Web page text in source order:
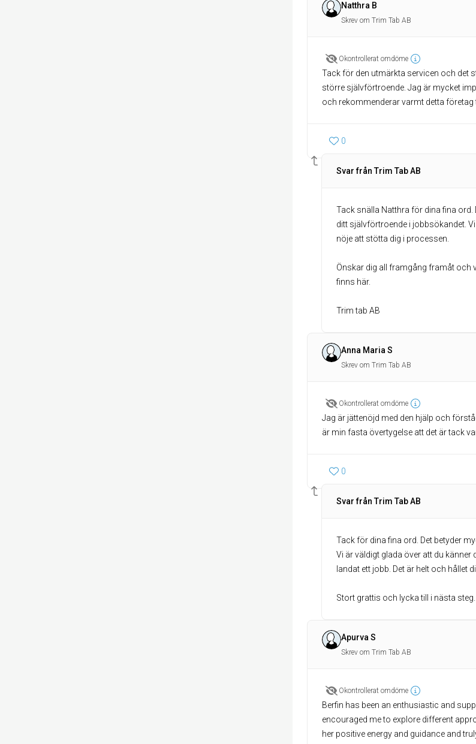
Natthra B
Skrev om Trim Tab AB
Okontrollerat omdöme
Tack för den utmärkta servicen och det
större självförtroende. Jag är mycket
och rekommenderar varmt detta
0
Svar från Trim Tab AB
Tack snälla Natthra för dina fina
ditt självförtroende i jobbsökandet.
nöje att stötta dig i processen.
Önskar dig all framgång framåt och
finns här.
Trim tab AB
Anna Maria S
Skrev om Trim Tab AB
Okontrollerat omdöme
Jag är jättenöjd med den hjälp och
är min fasta övertygelse att det är tack
0
Svar från Trim Tab AB
Tack för dina fina ord. Det betyder
Vi är väldigt glada över att du
landat ett jobb. Det är helt och hållet
Stort grattis och lycka till i nästa steg.
Apurva S
Skrev om Trim Tab AB
Okontrollerat omdöme
Berfin has been an enthusiastic and
encouraged me to explore different
her positive energy and guidance and